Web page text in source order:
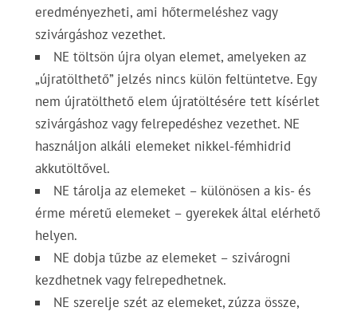
eredményezheti, ami hőtermeléshez vagy
szivárgáshoz vezethet.
NE töltsön újra olyan elemet, amelyeken az
„újratölthető” jelzés nincs külön feltüntetve. Egy
nem újratölthető elem újratöltésére tett kísérlet
szivárgáshoz vagy felrepedéshez vezethet. NE
használjon alkáli elemeket nikkel-fémhidrid
akkutöltővel.
NE tárolja az elemeket – különösen a kis- és
érme méretű elemeket – gyerekek által elérhető
helyen.
NE dobja tűzbe az elemeket – szivárogni
kezdhetnek vagy felrepedhetnek.
NE szerelje szét az elemeket, zúzza össze,